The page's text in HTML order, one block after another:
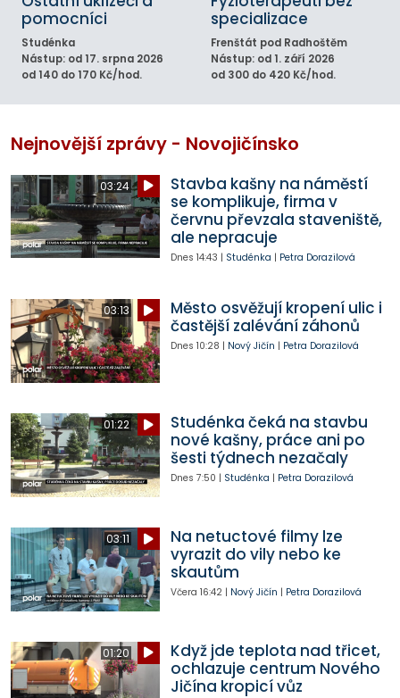
pomocníci
Studénka
Nástup: od 17. srpna 2026
od 140 do 170 Kč/hod.
specializace
Frenštát pod Radhoštěm
Nástup: od 1. září 2026
od 300 do 420 Kč/hod.
Nejnovější zprávy - Novojičínsko
03:24
Stavba kašny na náměstí
se komplikuje, firma v
červnu převzala staveniště,
ale nepracuje
Dnes 14:43 | Studénka | Petra Dorazilová
03:13
Město osvěžují kropení ulic i
častější zalévání záhonů
Dnes 10:28 | Nový Jičín | Petra Dorazilová
01:22
Studénka čeká na stavbu
nové kašny, práce ani po
šesti týdnech nezačaly
Dnes 7:50 | Studénka | Petra Dorazilová
03:11
Na netuctové filmy lze
vyrazit do vily nebo ke
skautům
Včera 16:42| Nový Jičín | Petra Dorazilová
01:20
Když jde teplota nad třicet,
ochlazuje centrum Nového
Jičína kropicí vůz